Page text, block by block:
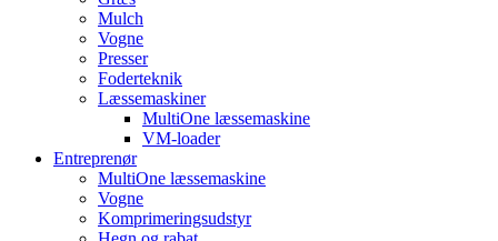
Mulch
Vogne
Presser
Foderteknik
Læssemaskiner
MultiOne læssemaskine
VM-loader
Entreprenør
MultiOne læssemaskine
Vogne
Komprimeringsudstyr